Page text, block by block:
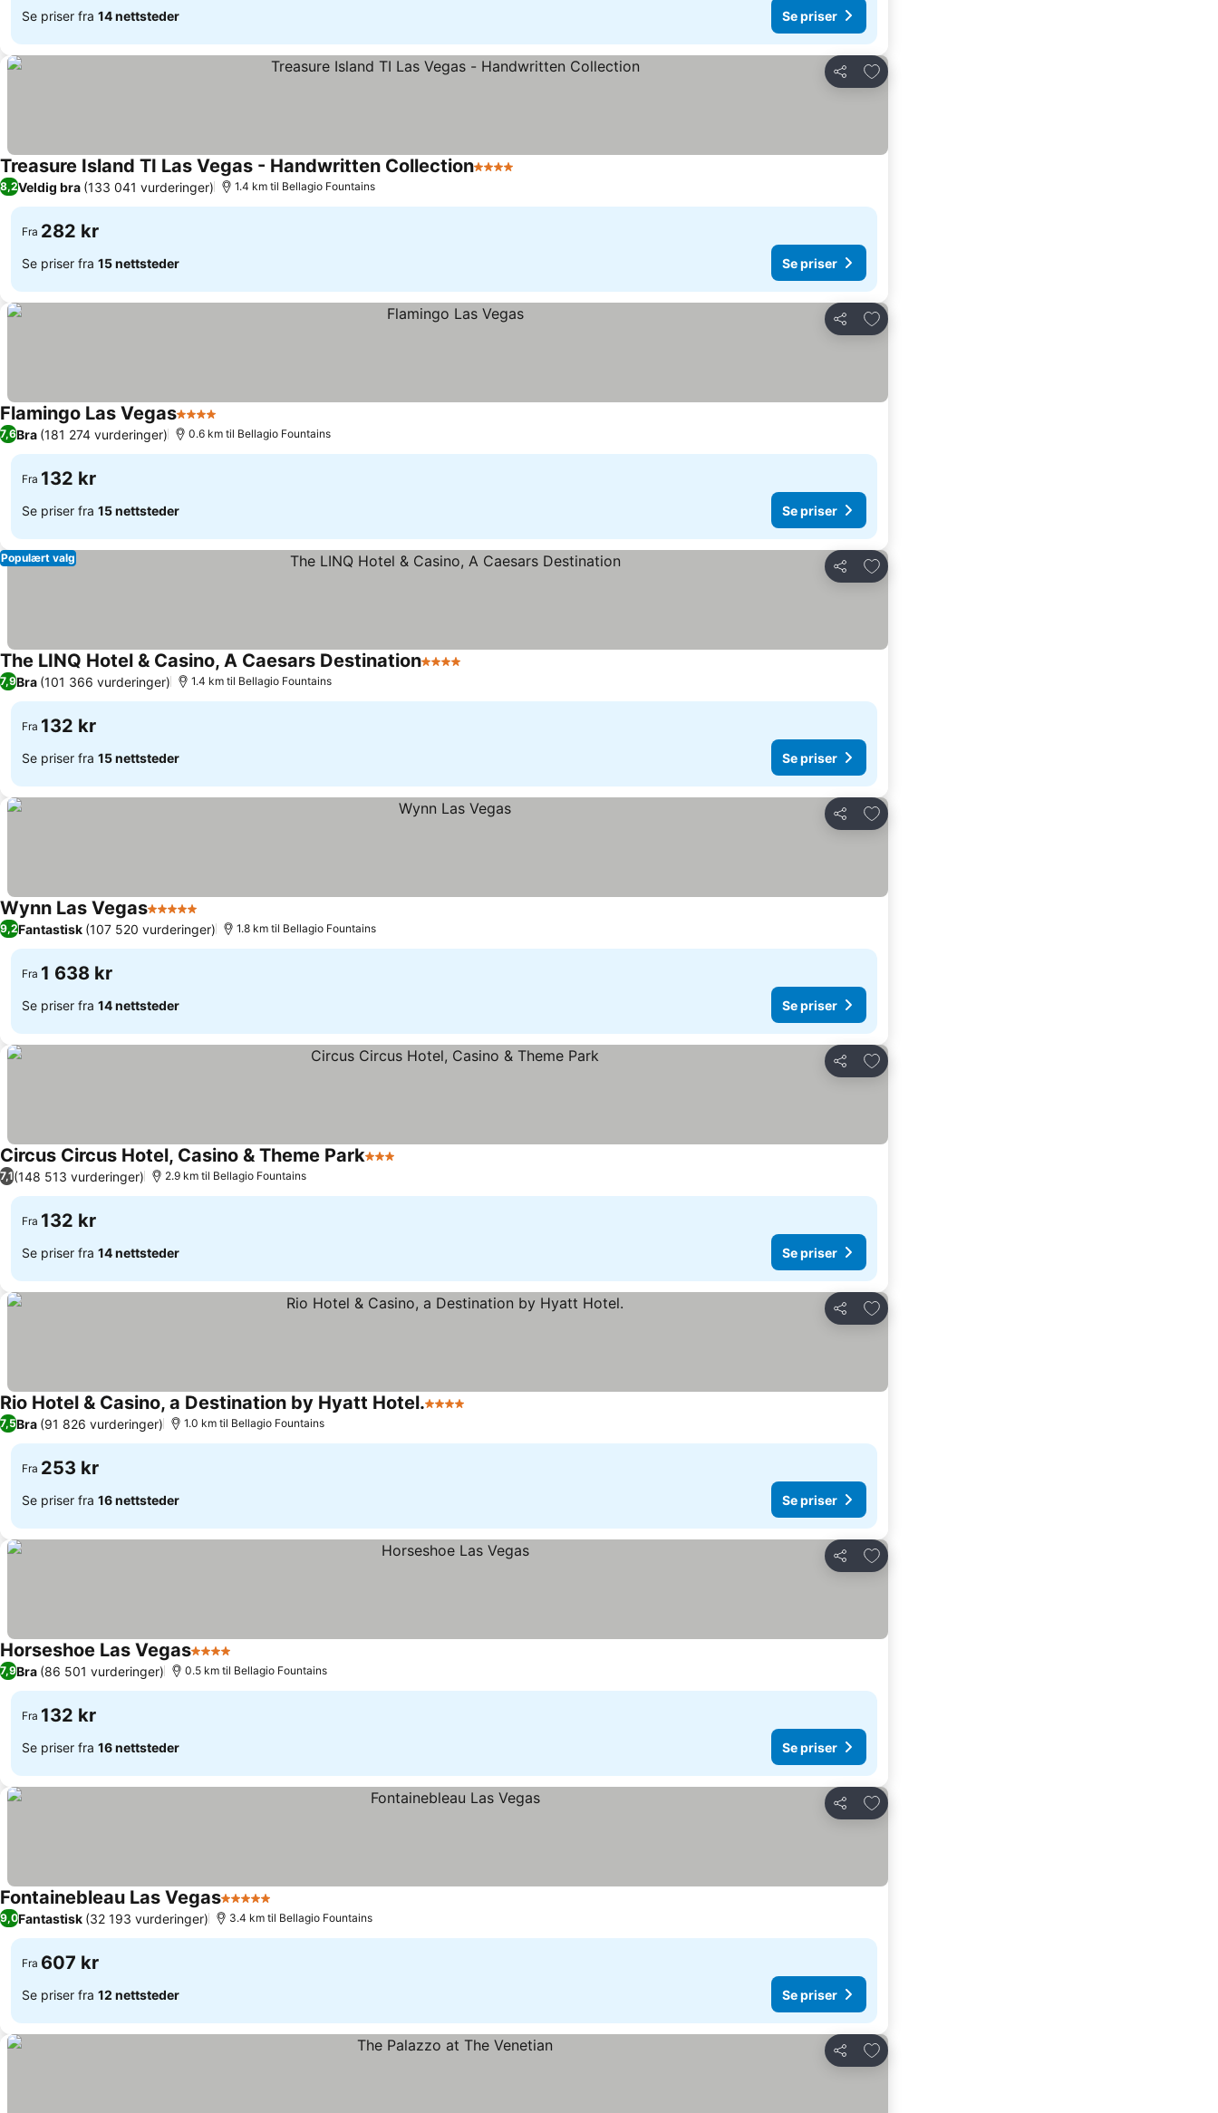
Se priser fra 14 nettsteder Se priser
Del
Legg til i favoritter
Treasure Island TI Las Vegas - Handwritten Collection4 Stjerner
8,2Veldig bra (133 041 vurderinger) 1.4 km til Bellagio Fountains
Fra 282 kr
Se priser fra 15 nettsteder Se priser
Del
Legg til i favoritter
Flamingo Las Vegas4 Stjerner
7,6Bra (181 274 vurderinger) 0.6 km til Bellagio Fountains
Fra 132 kr
Se priser fra 15 nettsteder Se priser
Del
Legg til i favoritter
Populært valg
The LINQ Hotel & Casino, A Caesars Destination4 Stjerner
7,9Bra (101 366 vurderinger) 1.4 km til Bellagio Fountains
Fra 132 kr
Se priser fra 15 nettsteder Se priser
Del
Legg til i favoritter
Wynn Las Vegas5 Stjerner Se priser
9,2Fantastisk (107 520 vurderinger) 1.8 km til Bellagio Fountains
Fra 1 638 kr
Se priser fra 14 nettsteder Se priser
Del
Legg til i favoritter
Circus Circus Hotel, Casino & Theme Park3 Stjerner
7,1(148 513 vurderinger) 2.9 km til Bellagio Fountains
Fra 132 kr
Se priser fra 14 nettsteder Se priser
Del
Legg til i favoritter
Rio Hotel & Casino, a Destination by Hyatt Hotel.4 Stjerner
7,5Bra (91 826 vurderinger) 1.0 km til Bellagio Fountains
Fra 253 kr
Se priser fra 16 nettsteder Se priser
Del
Legg til i favoritter
Horseshoe Las Vegas4 Stjerner
7,9Bra (86 501 vurderinger) 0.5 km til Bellagio Fountains
Fra 132 kr
Se priser fra 16 nettsteder Se priser
Del
Legg til i favoritter
Fontainebleau Las Vegas5 Stjerner
9,0Fantastisk (32 193 vurderinger) 3.4 km til Bellagio Fountains
Fra 607 kr
Se priser fra 12 nettsteder Se priser
Del
Legg til i favoritter